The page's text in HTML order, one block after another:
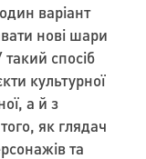
варіант
нові шари
такий спосіб
культурної
а й з
як глядач
та